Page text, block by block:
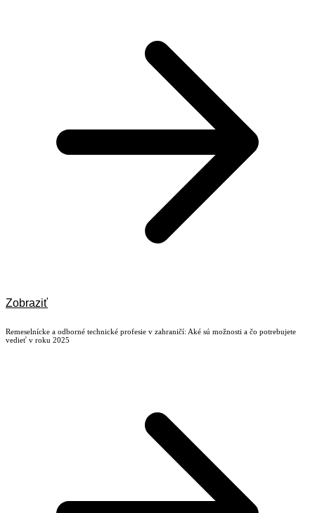
Zobraziť
Remeselnícke a odborné technické profesie v zahraničí: Aké sú možnosti a čo potrebujete
vedieť v roku 2025